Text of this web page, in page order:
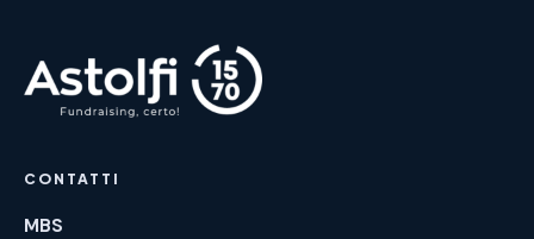
CONTATTI
MBS